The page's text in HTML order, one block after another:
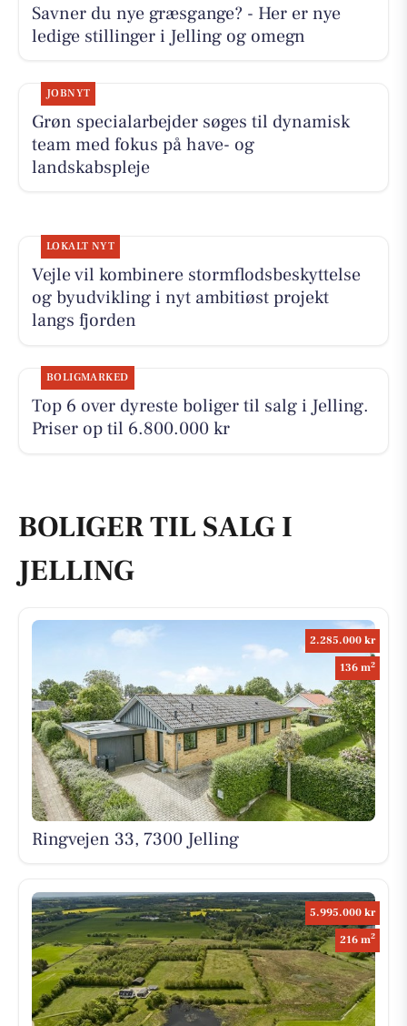
Savner du nye græsgange? - Her er nye
ledige stillinger i Jelling og omegn
JOBNYT
Grøn specialarbejder søges til dynamisk
team med fokus på have- og
landskabspleje
LOKALT NYT
Vejle vil kombinere stormflodsbeskyttelse
og byudvikling i nyt ambitiøst projekt
langs fjorden
BOLIGMARKED
Top 6 over dyreste boliger til salg i Jelling.
Priser op til 6.800.000 kr
BOLIGER TIL SALG I
JELLING
2.285.000 kr
136 m2
Ringvejen 33, 7300 Jelling
5.995.000 kr
216 m2